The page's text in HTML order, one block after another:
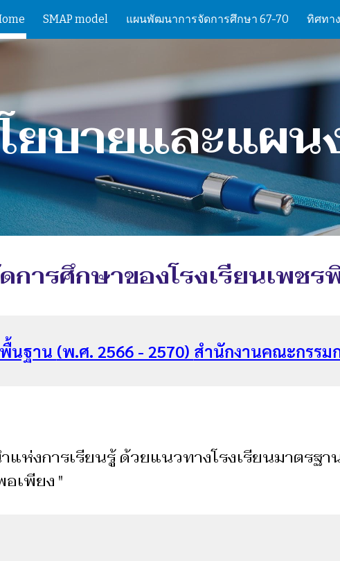
to main content Skip to navigation
SMAP model แผนพัฒนาการจัดการศึกษา 67-70 ทิศทา
ยบายและแผน
การศึกษาของโรงเรียนเพชร
นฐาน (พ.ศ. 2566 - 2570) สำนักงานคณะกรร
ห่งการเรียนรู้ ด้วยแนวทางโรงเรียนมาตรฐ
เพียง "